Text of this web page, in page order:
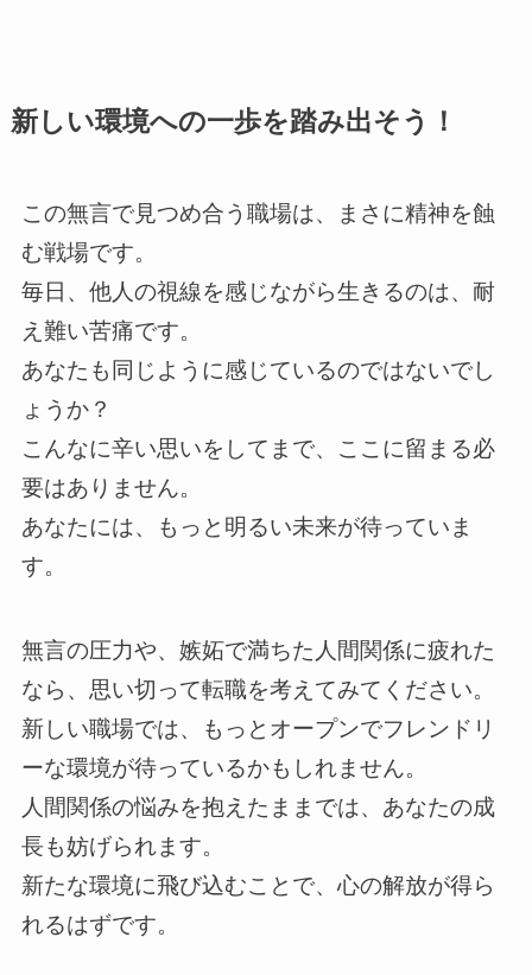
新しい環境への一歩を踏み出そう！
この無言で見つめ合う職場は、まさに精神を蝕
む戦場です。
毎日、他人の視線を感じながら生きるのは、耐
え難い苦痛です。
あなたも同じように感じているのではないでし
ょうか？
こんなに辛い思いをしてまで、ここに留まる必
要はありません。
あなたには、もっと明るい未来が待っていま
す。
無言の圧力や、嫉妬で満ちた人間関係に疲れた
なら、思い切って転職を考えてみてください。
新しい職場では、もっとオープンでフレンドリ
ーな環境が待っているかもしれません。
人間関係の悩みを抱えたままでは、あなたの成
長も妨げられます。
新たな環境に飛び込むことで、心の解放が得ら
れるはずです。